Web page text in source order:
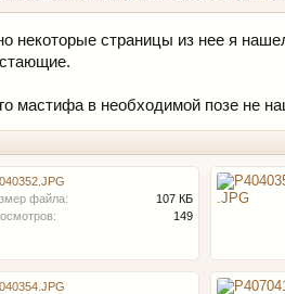
некоторые страницы из нее я
мастифа в необходимой позе не
файла:
107 КБ
149